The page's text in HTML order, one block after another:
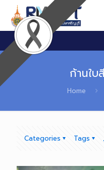
ก้านใบ
Home
Categories Tags